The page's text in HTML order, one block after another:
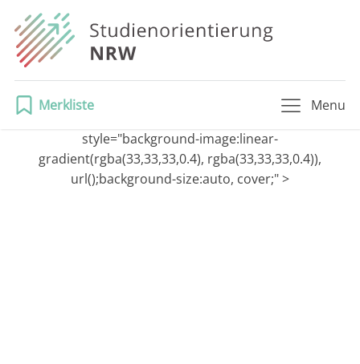
Merkliste
Menu
style="background-image:linear-
gradient(rgba(33,33,33,0.4), rgba(33,33,33,0.4)),
url();background-size:auto, cover;" >